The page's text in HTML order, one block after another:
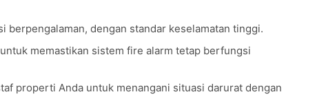
berpengalaman, dengan standar keselamatan tinggi.
memastikan sistem fire alarm tetap berfungsi
properti Anda untuk menangani situasi darurat dengan